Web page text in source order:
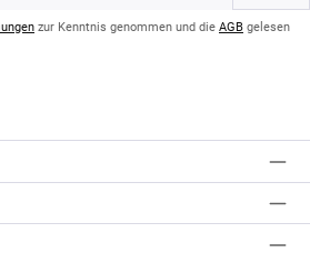
zur Kenntnis genommen und die AGB gelesen